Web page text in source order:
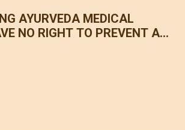
AYURVEDA MEDICAL
NO RIGHT TO PREVENT A
JOINING AT GOVERNMENT